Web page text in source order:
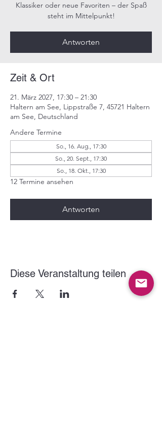
Klassiker oder neue Favoriten – der Spaß
steht im Mittelpunkt!
Antworten
Zeit & Ort
21. März 2027, 17:30 – 21:30
Haltern am See, Lippstraße 7, 45721 Haltern
am See, Deutschland
Andere Termine
So., 16. Aug., 17:30
So., 20. Sept., 17:30
So., 18. Okt., 17:30
12 Termine ansehen
Antworten
Diese Veranstaltung teilen